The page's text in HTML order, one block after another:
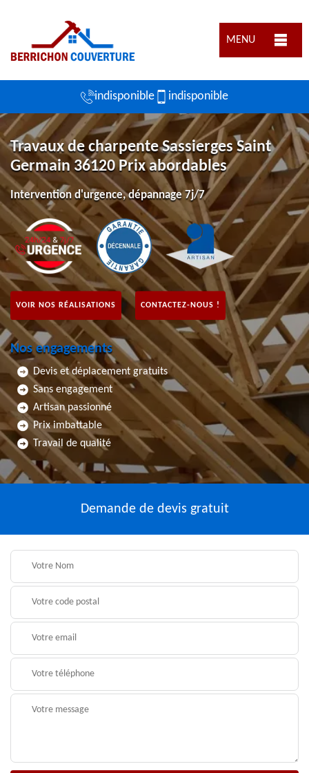
MENU
indisponible indisponible
Travaux de charpente Sassierges Saint
Germain 36120 Prix abordables
Intervention d'urgence, dépannage 7j/7
VOIR NOS RÉALISATIONS CONTACTEZ-NOUS !
Nos engagements
Devis et déplacement gratuits
Sans engagement
Artisan passionné
Prix imbattable
Travail de qualité
Demande de devis gratuit